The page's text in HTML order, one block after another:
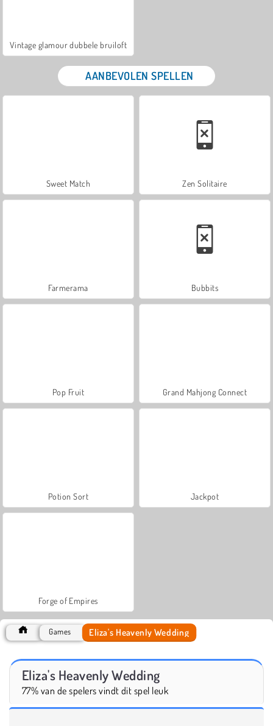
Vintage glamour dubbele bruiloft
AANBEVOLEN SPELLEN
Sweet Match Zen Solitaire
Farmerama Bubbits
Pop Fruit Grand Mahjong Connect
Potion Sort Jackpot
Forge of Empires
Games Eliza's Heavenly Wedding
Eliza's Heavenly Wedding
77% van de spelers vindt dit spel leuk